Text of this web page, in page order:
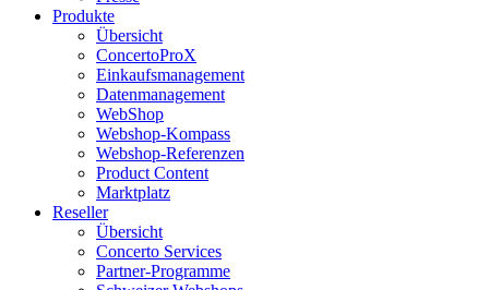
Produkte
Übersicht
ConcertoProX
Einkaufsmanagement
Datenmanagement
WebShop
Webshop-Kompass
Webshop-Referenzen
Product Content
Marktplatz
Reseller
Übersicht
Concerto Services
Partner-Programme